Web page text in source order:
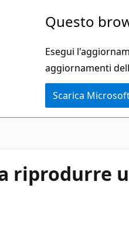
Questo
Esegui
aggiornamenti
Scarica
riprodurre